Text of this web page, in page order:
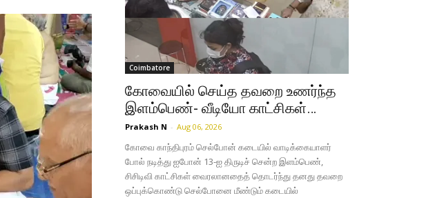
Coimbatore
கோவையில் செய்த தவறை உணர்ந்த
இளம்பெண்- வீடியோ காட்சிகள்…
Prakash N - Aug 06, 2026
கோவை காந்திபுரம் செல்போன் கடையில் வாடிக்கையாளர்
போல் நடித்து ஐபோன் 13-ஐ திருடிச் சென்ற இளம்பெண்,
சிசிடிவி காட்சிகள் வைரலானதைத் தொடர்ந்து தனது தவறை
ஒப்புக்கொண்டு செல்போனை மீண்டும் கடையில்